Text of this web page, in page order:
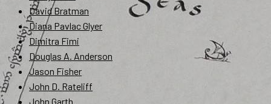
David Bratman
Diana Pavlac Glyer
Dimitra Fimi
Douglas A. Anderson
Jason Fisher
John D. Rateliff
John Garth